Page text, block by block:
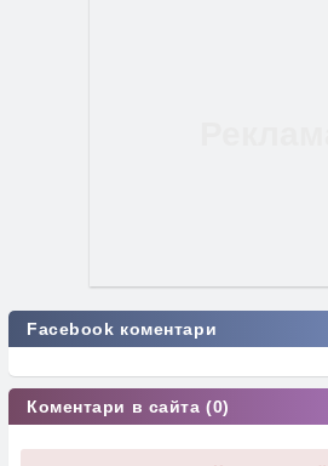
Facebook коментари
Коментари в сайта (0)